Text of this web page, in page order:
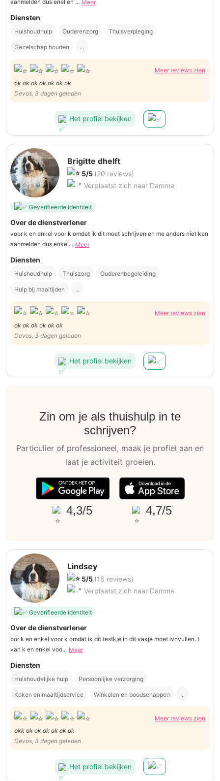
aanmelden dus enel en ... Meer
Diensten
Huishoudhulp Ouderenzorg Thuisverpleging
Gezelschap houden ...
Meer reviews zien
ok ok ok ok ok ok ok
Devos, 3 dagen geleden
Het profiel bekijken
Brigitte dhelft
5/5 (20 reviews)
Verplaatst zich naar Damme
Geverifieerde identiteit
Over de dienstverlener
voor k en enkel voor k omdat ik dit moet schrijven en me anders niet kan
aanmelden dus enkel... Meer
Diensten
Huishoudhulp Thuiszorg Ouderenbegeleiding
Hulp bij maaltijden ...
Meer reviews zien
ok ok ok ok ok ok
Devos, 3 dagen geleden
Het profiel bekijken
Zin om je als thuishulp in te
schrijven?
Particulier of professioneel, maak je profiel aan en
laat je activiteit groeien.
4,3/5 4,7/5
Lindsey
5/5 (16 reviews)
Verplaatst zich naar Damme
Geverifieerde identiteit
Over de dienstverlener
oor k en enkel voor k omdat ik dit testkje in dit vakje moet ivnvullen. t
van k en enkel voo... Meer
Diensten
Huishoudelijke hulp Persoonlijke verzorging
Koken en maaltijdservice Winkelen en boodschappen ...
Meer reviews zien
okk ok ok ok ok ok ok
Devos, 3 dagen geleden
Het profiel bekijken